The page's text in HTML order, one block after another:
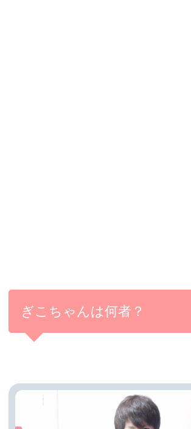
ぎこちゃんは何者？